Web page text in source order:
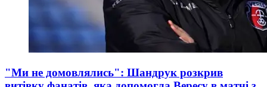
"Ми не домовлялись": Шандрук розкрив